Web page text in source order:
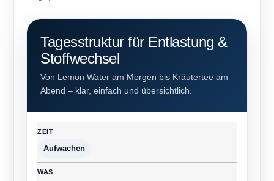
Tagesstruktur für Entlastung &
Stoffwechsel
Von Lemon Water am Morgen bis Kräutertee am
Abend – klar, einfach und übersichtlich.
Aufwachen